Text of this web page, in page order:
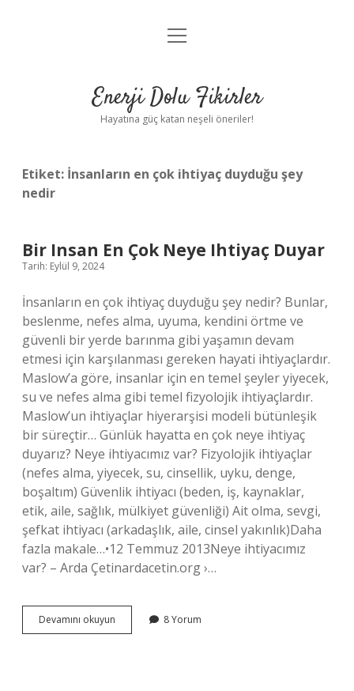
Anasayfa
Yasal Uyarı
menüyü
Enerji Dolu Fikirler
Hayatına güç katan neşeli öneriler!
Etiket: İnsanların en çok ihtiyaç duyduğu şey
nedir
Bir Insan En Çok Neye Ihtiyaç Duyar
Tarih: Eylül 9, 2024
İnsanların en çok ihtiyaç duyduğu şey nedir? Bunlar,
beslenme, nefes alma, uyuma, kendini örtme ve
güvenli bir yerde barınma gibi yaşamın devam
etmesi için karşılanması gereken hayati ihtiyaçlardır.
Maslow’a göre, insanlar için en temel şeyler yiyecek,
su ve nefes alma gibi temel fizyolojik ihtiyaçlardır.
Maslow’un ihtiyaçlar hiyerarşisi modeli bütünleşik
bir süreçtir… Günlük hayatta en çok neye ihtiyaç
duyarız? Neye ihtiyacımız var? Fizyolojik ihtiyaçlar
(nefes alma, yiyecek, su, cinsellik, uyku, denge,
boşaltım) Güvenlik ihtiyacı (beden, iş, kaynaklar,
etik, aile, sağlık, mülkiyet güvenliği) Ait olma, sevgi,
şefkat ihtiyacı (arkadaşlık, aile, cinsel yakınlık)Daha
fazla makale…•12 Temmuz 2013Neye ihtiyacımız
var? – Arda Çetinardacetin.org ›…
Devamını okuyun
Insan
8 Yorum